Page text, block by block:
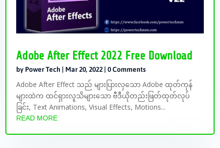
Adobe After Effect 2022 Free Download
by Power Tech | Mar 20, 2022 | 0 Comments
Adobe After Effect သည် များပြားလှသော Adobe ထုတ်ကုန်
များထဲက ထင်ရှားလူသိများသော ဗီဒီယိုတည်းဖြတ်ထုတ်လုပ်
ခြင်း, Text Animations, Visual Effects, Motions...
READ MORE